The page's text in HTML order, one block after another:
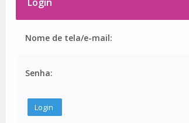
Nome de tela/e-mail:
Senha: